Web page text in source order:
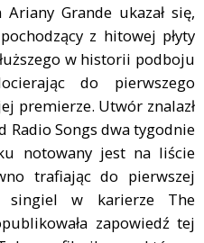
Grande ukazał się,
z hitowej płyty
w historii podboju
do pierwszego
premierze. Utwór znalazł
Radio Songs dwa tygodnie
notowany jest na liście
trafiając do pierwszej
singiel w karierze The
zapowiedź tej